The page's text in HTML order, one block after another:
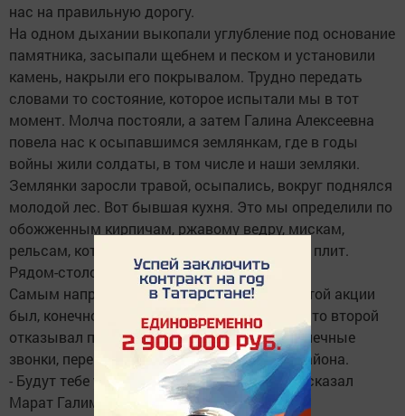
нас на правильную дорогу.
На одном дыхании выкопали углубление под основание
памятника, засыпали щебнем и песком и установили
камень, накрыли его покрывалом. Трудно передать
словами то состояние, которое испытали мы в тот
момент. Молча постояли, а затем Галина Алексеевна
повела нас к осыпавшимся землянкам, где в годы
войны жили солдаты, в том числе и наши земляки.
Землянки заросли травой, осыпались, вокруг поднялся
молодой лес. Вот бывшая кухня. Это мы определили по
обожженным кирпичам, ржавому ведру, мискам,
рельсам, которые служили основанием для плит.
Рядом-столовая, далее землянки, казармы.
Самым напряженным для организаторов этой акции
был, конечно, вечер с 15 на 16 мая. То один, то второй
отказывал предоставить транспорт. Бесконечные
звонки, переговоры. И снова помог глава района.
- Будут тебе утром две легковые машины, - сказал
Марат Галимзянович.